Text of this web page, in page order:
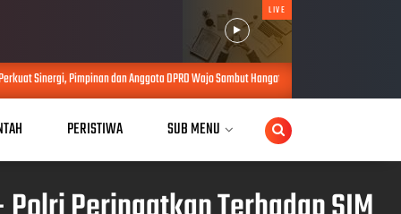
LIVE
dan Anggota DPRD Wajo Sambut Hangat Kunjungan Silaturahmi Kapolres Wajo yang Baru
PERISTIWA SUB MENU